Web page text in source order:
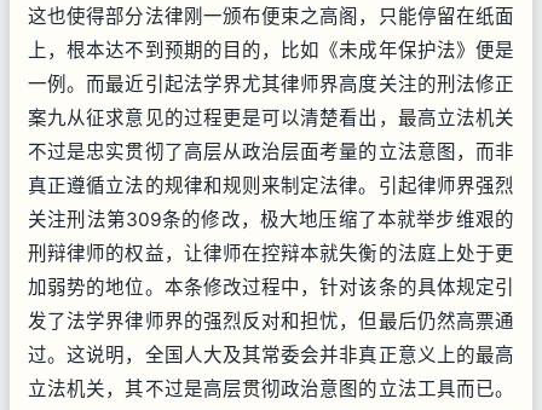
这也使得部分法律刚一颁布便束之高阁，只能停留在纸面
上，根本达不到预期的目的，比如《未成年保护法》便是
一例。而最近引起法学界尤其律师界高度关注的刑法修正
案九从征求意见的过程更是可以清楚看出，最高立法机关
不过是忠实贯彻了高层从政治层面考量的立法意图，而非
真正遵循立法的规律和规则来制定法律。引起律师界强烈
关注刑法第309条的修改，极大地压缩了本就举步维艰的
刑辩律师的权益，让律师在控辩本就失衡的法庭上处于更
加弱势的地位。本条修改过程中，针对该条的具体规定引
发了法学界律师界的强烈反对和担忧，但最后仍然高票通
过。这说明，全国人大及其常委会并非真正意义上的最高
立法机关，其不过是高层贯彻政治意图的立法工具而已。